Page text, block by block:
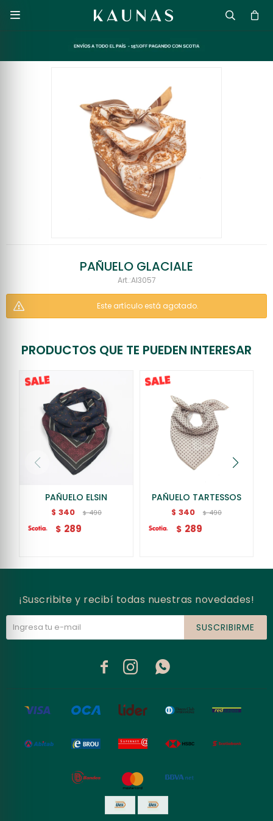

PAÑUELO GLACIALE
AI3057
Este artículo está agotado.
PRODUCTOS QUE TE PUEDEN INTERESAR
PAÑUELO ELSIN
$ 340 $ 490
$ 289
PAÑUELO TARTESSOS
$ 340 $ 490
$ 289
¡Suscribite y recibí todas nuestras novedades!
SUSCRIBIRME
  